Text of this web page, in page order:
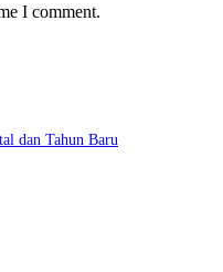
I comment.
dan Tahun Baru